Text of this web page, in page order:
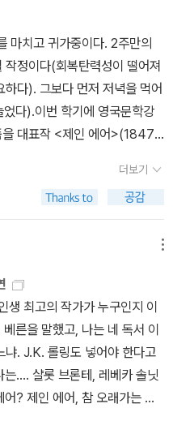
살펴볼 수 있다. 전지적 강사
월 말에 정년퇴임을 한 조정
제자들은 영미 여성 작가에
다. 퇴임한 교수와 스물여섯
레트》 (현대문화센터, 201
)의 내용 일부를 발췌해서 번
Brontë)의 《빌레트》를
다. 이 책의 목차(여성 작가,
모이라 퍼거슨 / 고정자
맨스필
마치고 귀가중이다. 2주만의
정이다(회복탄력성이 떨어져
다). 그보다 먼저 저녁을 먹어
다).이번 학기에 영국문학강
을 대표작 <제인 에어>(1847)
그레이>(1847)를 제외하면
>이 에밀리의 유일한 작품인
세 편의 소설을 더 완성했다.
>와 생전에 발표한 <셜리>(1
, 이 가운데 <셜리>는 번역
건 <교수>와 <빌레트>, 두
빼기가 어려워서(조이스의 <율
하지 못했다. 후보군 가운데
>, 그리고 <아그네스 그레이>
시간을 낼 수 있을는지. 작품과
고 싶어서 검색하고 두 권을
더보기
생 최고의 작가가 누구인지 이
른을 말했고, 나는 네 독서 이
냐. J.K. 롤링도 넣어야 한다고
는…. 샬롯 브론테, 레베카 솔닛
? 제인 에어, 참 오래가는 인